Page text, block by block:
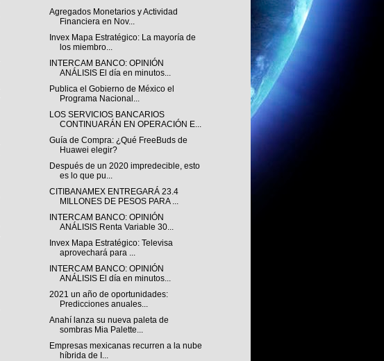
Agregados Monetarios y Actividad
Financiera en Nov...
Invex Mapa Estratégico: La mayoría de
los miembro...
INTERCAM BANCO: OPINIÓN
ANÁLISIS El día en minutos...
Publica el Gobierno de México el
Programa Nacional...
LOS SERVICIOS BANCARIOS
CONTINUARÁN EN OPERACIÓN E...
Guía de Compra: ¿Qué FreeBuds de
Huawei elegir?
Después de un 2020 impredecible, esto
es lo que pu...
CITIBANAMEX ENTREGARÁ 23.4
MILLONES DE PESOS PARA ...
INTERCAM BANCO: OPINIÓN
ANÁLISIS Renta Variable 30...
Invex Mapa Estratégico: Televisa
aprovechará para ...
INTERCAM BANCO: OPINIÓN
ANÁLISIS El día en minutos...
2021 un año de oportunidades:
Predicciones anuales...
Anahí lanza su nueva paleta de
sombras Mia Palette...
Empresas mexicanas recurren a la nube
híbrida de I...